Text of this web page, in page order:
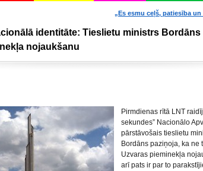
„Es esmu ceļš, patiesība un
identitāte: Tieslietu ministrs
nojaukšanu
Pirmdienas rītā LNT
sekundes” Nacionālo
pārstāvošais tieslietu
Bordāns paziņoja, ka ne
Uzvaras pieminekļa
arī pats ir par to